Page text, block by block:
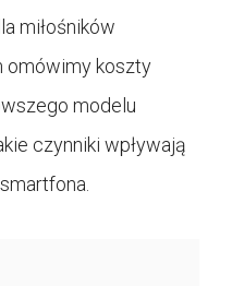
miłośników
omówimy koszty
modelu
czynniki wpływają